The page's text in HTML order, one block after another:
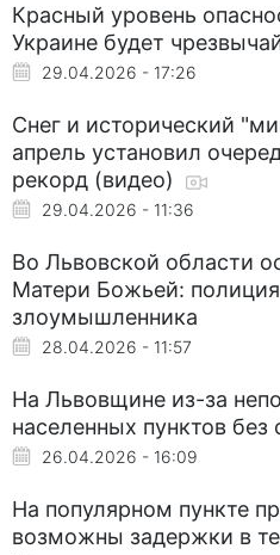
Красный уровень
Украине будет
29.04.2026 - 17:26
Снег и исторический
апрель установил
рекорд (видео)
29.04.2026 - 11:36
Во Львовской области
Матери Божьей:
злоумышленника
28.04.2026 - 11:57
На Львовщине из-за
населенных пунктов без
26.04.2026 - 16:09
На популярном пункте
возможны задержки в